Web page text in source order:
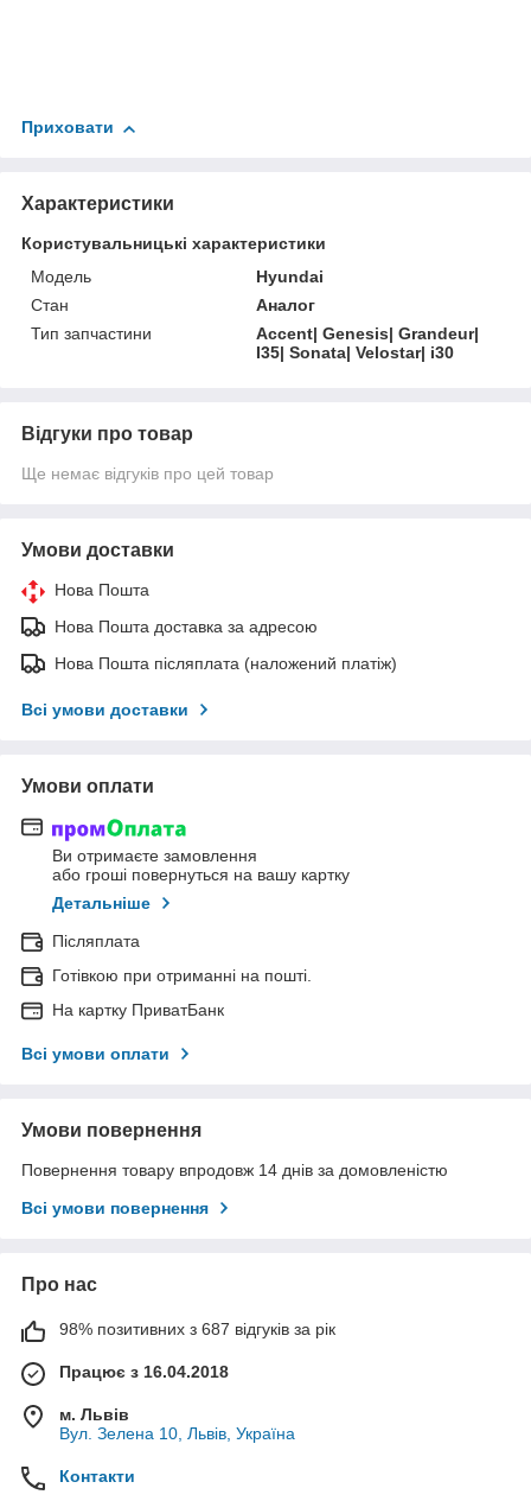
Приховати
Характеристики
Користувальницькі характеристики
Мoдель
Hyundai
Стан
Аналог
Тип запчастини
Accent| Genesis| Grandeur|
I35| Sonata| Velostar| i30
Відгуки про товар
Ще немає відгуків про цей товар
Умови доставки
Нова Пошта
Нова Пошта доставка за адресою
Нова Пошта післяплата (наложений платіж)
Всі умови доставки
Умови оплати
Ви отримаєте замовлення
або гроші повернуться на вашу картку
Детальніше
Післяплата
Готівкою при отриманні на пошті.
На картку ПриватБанк
Всі умови оплати
Умови повернення
Повернення товару впродовж 14 днів за домовленістю
Всі умови повернення
Про нас
98% позитивних з 687 відгуків за рік
Працює з 16.04.2018
м. Львів
Вул. Зелена 10, Львів, Україна
Контакти